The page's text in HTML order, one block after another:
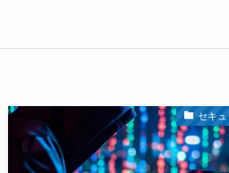
セキ